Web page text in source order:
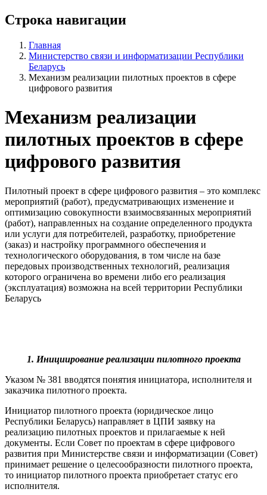
Строка навигации
Главная
Министерство связи и информатизации Республики
Беларусь
Механизм реализации пилотных проектов в сфере
цифрового развития
Механизм реализации
пилотных проектов в сфере
цифрового развития
Пилотный проект в сфере цифрового развития – это комплекс
мероприятий (работ), предусматривающих изменение и
оптимизацию совокупности взаимосвязанных мероприятий
(работ), направленных на создание определенного продукта
или услуги для потребителей, разработку, приобретение
(заказ) и настройку программного обеспечения и
технологического оборудования, в том числе на базе
передовых производственных технологий, реализация
которого ограничена во времени либо его реализация
(эксплуатация) возможна на всей территории Республики
Беларусь
1. Инициирование реализации пилотного проекта
Указом № 381 вводятся понятия инициатора, исполнителя и
заказчика пилотного проекта.
Инициатор пилотного проекта (юридическое лицо
Республики Беларусь) направляет в ЦПИ заявку на
реализацию пилотных проектов и прилагаемые к ней
документы. Если Совет по проектам в сфере цифрового
развития при Министерстве связи и информатизации (Совет)
принимает решение о целесообразности пилотного проекта,
то инициатор пилотного проекта приобретает статус его
исполнителя.